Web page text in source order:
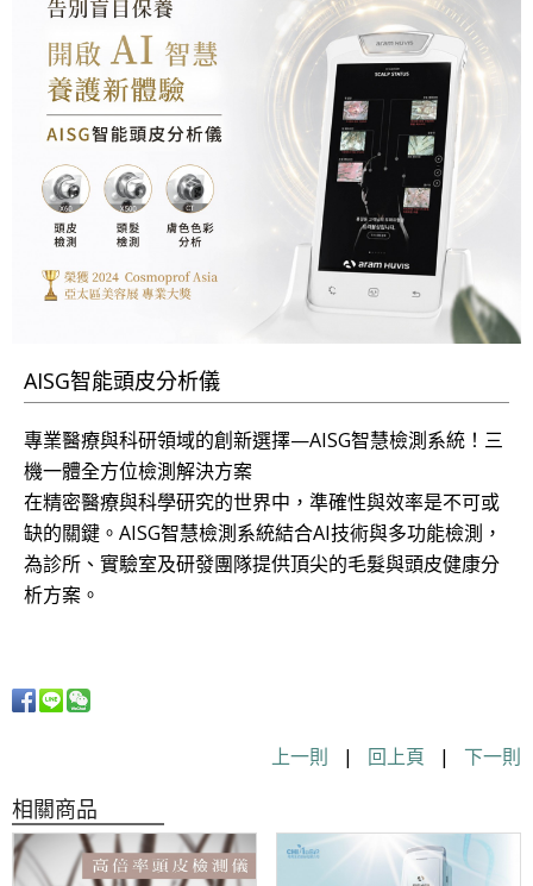
AISG智能頭皮分析儀
專業醫療與科研領域的創新選擇—AISG智慧檢測系統！三
機一體全方位檢測解決方案
在精密醫療與科學研究的世界中，準確性與效率是不可或
缺的關鍵。AISG智慧檢測系統結合AI技術與多功能檢測，
為診所、實驗室及研發團隊提供頂尖的毛髮與頭皮健康分
析方案。
上一則 | 回上頁 | 下一則
相關商品